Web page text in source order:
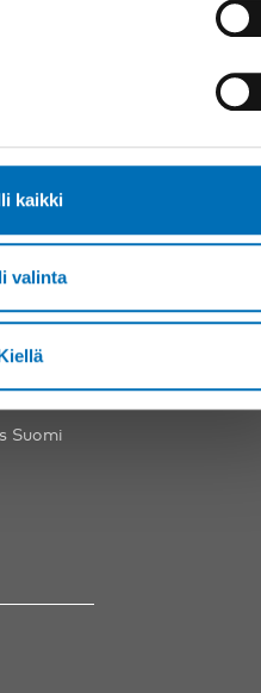
kaikki
valinta
Suomi